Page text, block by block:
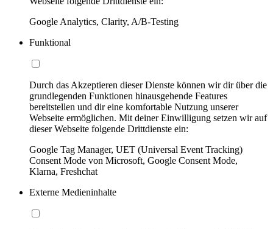
Google Analytics, Clarity, A/B-Testing
Funktional
Durch das Akzeptieren dieser Dienste können wir dir über die
grundlegenden Funktionen hinausgehende Features
bereitstellen und dir eine komfortable Nutzung unserer
Webseite ermöglichen. Mit deiner Einwilligung setzen wir auf
dieser Webseite folgende Drittdienste ein:
Google Tag Manager, UET (Universal Event Tracking)
Consent Mode von Microsoft, Google Consent Mode,
Klarna, Freshchat
Externe Medieninhalte